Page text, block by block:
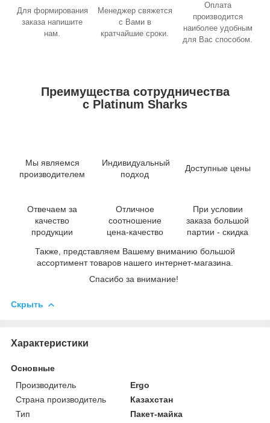
Для формирования
заказа напишите
нам.
Менеджер свяжется
с Вами в
кратчайшие сроки.
Оплата
производится
наиболее удобным
для Вас способом.
Преимущества сотрудничества
с Platinum Sharks
Мы являемся
производителем
Индивидуальный
подход
Доступные цены
Отвечаем за
качество
продукции
Отличное
соотношение
цена-качество
При условии
заказа большой
партии - скидка
Также, представляем Вашему вниманию большой
ассортимент товаров нашего интернет-магазина.
Спасибо за внимание!
Скрыть
Характеристики
Основные
Производитель
Ergo
Страна производитель
Казахстан
Тип
Пакет-майка